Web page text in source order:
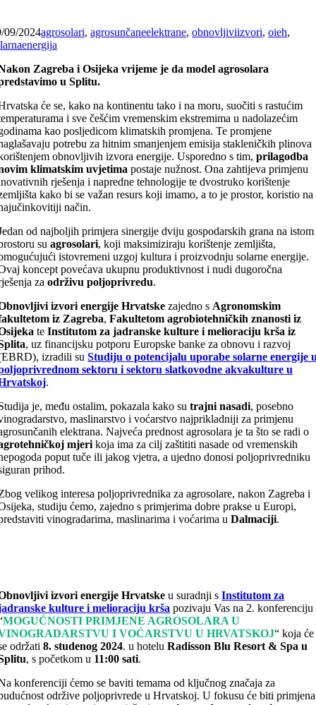
09/2024agrosolari, agrosunčaneelektrane, obnovljiviizvori, oieh,
Zagreba i Osijeka vrijeme je da model agrosolara
u Splitu.
će se, kako na kontinentu tako i na moru, suočiti s rastućim
i sve češćim vremenskim ekstremima u nadolazećim
kao posljedicom klimatskih promjena. Te promjene
potrebu za hitnim smanjenjem emisija stakleničkih plinova
obnovljivih izvora energije. Usporedno s tim,prilagodba
klimatskim uvjetima postaje nužnost. Ona zahtijeva primjenu
rješenja i napredne tehnologije te dvostruko korištenje
kako bi se važan resurs koji imamo, a to je prostor, koristio na
način.
od najboljih primjera sinergije dviju gospodarskih grana na istom
suagrosolari, koji maksimiziraju korištenje zemljišta,
istovremeni uzgoj kultura i proizvodnju solarne energije.
koncept povećava ukupnu produktivnost i nudi dugoročna
zaodrživu poljoprivredu.
izvori energije Hrvatske zajedno s Agronomskim
iz Zagreba,Fakultetom agrobiotehničkih znanosti iz
teInstitutom za jadranske kulture i melioraciju krša iz
, uz financijsku potporu Europske banke za obnovu i razvoj
izradili suStudiju o potencijalu uporabe solarne energije
sektoru i sektoru slatkovodne akvakulture u
.
je, među ostalim, pokazala kako sutrajni nasadi, posebno
maslinarstvo i voćarstvo najprikladniji za primjenu
elektrana. Najveća prednost agrosolara je ta što se radi o
mjeri koja ima za cilj zaštititi nasade od vremenskih
poput tuče ili jakog vjetra, a ujedno donosi poljoprivredniku
prihod.
velikog interesa poljoprivrednika za agrosolare, nakon Zagreba i
studiju ćemo, zajedno s primjerima dobre prakse u Europi,
vinogradarima, maslinarima i voćarima uDalmaciji.
izvori energije Hrvatske u suradnji sInstitutom za
kulture i melioraciju krša pozivaju Vas na 2. konferenciju
MOGUĆNOSTI PRIMJENE AGROSOLARA U
I VOĆARSTVU U HRVATSKOJ“ koja će
održati8. studenog 2024. u hoteluRadisson Blu Resort & Spa u
, s početkom u 11:00 sati.
konferenciji ćemo se baviti temama od ključnog značaja za
održive poljoprivrede u Hrvatskoj. U fokusu će biti primjena